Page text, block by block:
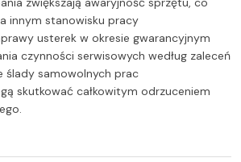
innym stanowisku pracy
usterek w okresie gwarancyjnym
czynności serwisowych według zaleceń
ślady samowolnych prac
skutkować całkowitym odrzuceniem